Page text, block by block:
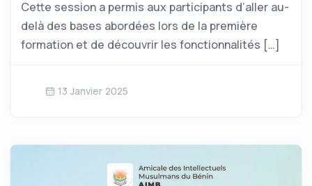
Cette session a permis aux participants d’aller au-
delà des bases abordées lors de la première
formation et de découvrir les fonctionnalités […]
13 Janvier 2025